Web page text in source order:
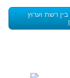
רשת וערוץ